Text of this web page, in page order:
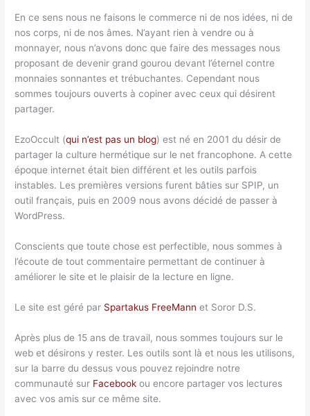
En ce sens nous ne faisons le commerce ni de nos idées, ni de
nos corps, ni de nos âmes. N’ayant rien à vendre ou à
monnayer, nous n’avons donc que faire des messages nous
proposant de devenir grand gourou devant l’éternel contre
monnaies sonnantes et trébuchantes. Cependant nous
sommes toujours ouverts à copiner avec ceux qui désirent
partager.
EzoOccult (qui n’est pas un blog) est né en 2001 du désir de
partager la culture hermétique sur le net francophone. A cette
époque internet était bien différent et les outils parfois
instables. Les premières versions furent bâties sur SPIP, un
outil français, puis en 2009 nous avons décidé de passer à
WordPress.
Conscients que toute chose est perfectible, nous sommes à
l’écoute de tout commentaire permettant de continuer à
améliorer le site et le plaisir de la lecture en ligne.
Le site est géré par Spartakus FreeMann et Soror D.S.
Après plus de 15 ans de travail, nous sommes toujours sur le
web et désirons y rester. Les outils sont là et nous les utilisons,
sur la barre du dessus vous pouvez rejoindre notre
communauté sur Facebook ou encore partager vos lectures
avec vos amis sur ce même site.